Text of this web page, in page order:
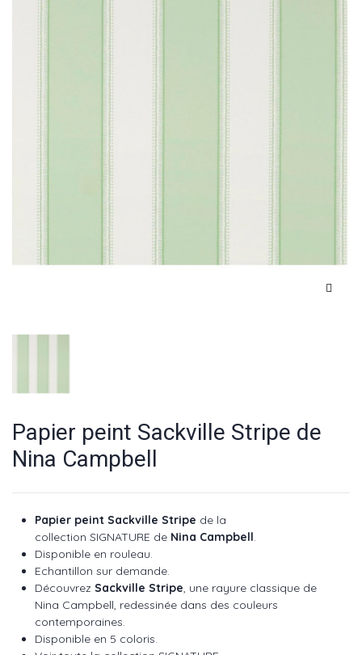
Papier peint Sackville Stripe de
Nina Campbell
Papier peint Sackville Stripe de la
collection SIGNATURE de Nina Campbell
Disponible en rouleau.
Echantillon sur demande.
Découvrez Sackville Stripe , une rayure classique de
Nina Campbell, redessinée dans des couleurs
contemporaines.
Disponible en 5 coloris.